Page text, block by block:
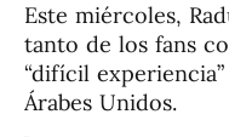
Este miércoles,
tanto de los fans
“difícil
Árabes Unidos.